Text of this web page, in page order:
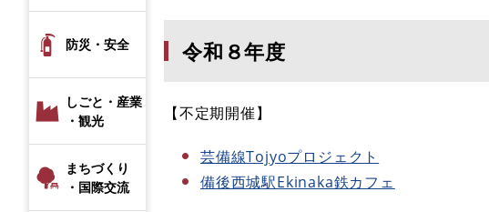
防災・安全
しごと・産業
・観光
まちづくり
・国際交流
令和８年度
【不定期開催】
芸備線Tojyoプロジェクト
備後西城駅Ekinaka鉄カフェ